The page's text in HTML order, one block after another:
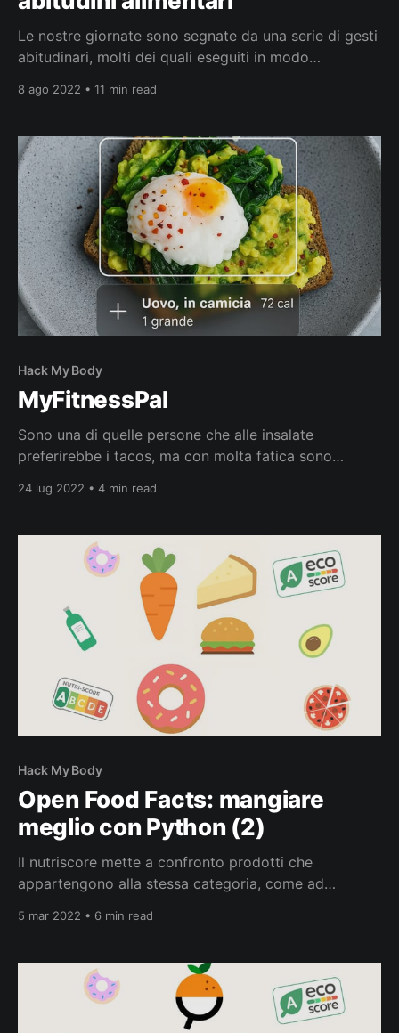
Le nostre giornate sono segnate da una serie di gesti
abitudinari, molti dei quali eseguiti in modo
cibo, ad esempio svegliarsi alla mattina e non fare
alimentari? Che cosa sono le abitudini? L’abitudine è
la grande
8 ago 2022 • 11 min read
Hack My Body
MyFitnessPal
Sono una di quelle persone che alle insalate
preferirebbe i tacos, ma con molta fatica sono
Spesso cerco di non mangiare qualsiasi cosa mi
che il giorno dopo farò il bravo, ma poi succede
24 lug 2022 • 4 min read
Hack My Body
Open Food Facts: mangiare
meglio con Python (2)
Il nutriscore mette a confronto prodotti che
appartengono alla stessa categoria, come ad
cioccolata. Aspetto, questo, non facile da
molta confusione. Mangiare Meglio E’ davvero
difficile immaginare un mondo senza codici a barre,
5 mar 2022 • 6 min read